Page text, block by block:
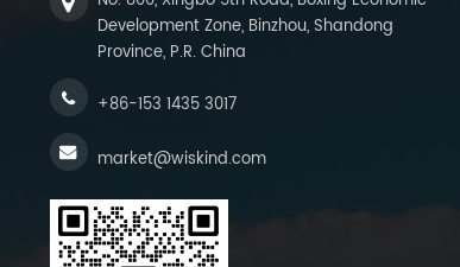
Development Zone, Binzhou, Shandong
Province, P.R. China
+86-153 1435 3017
market@wiskind.com